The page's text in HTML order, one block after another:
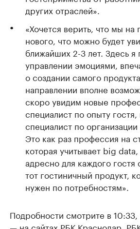
других отраслей».
«Хочется верить, что мы на
нового, что можно будет
ближайших 2-3 лет. Здесь я
управлении эмоциями,
о создании самого
направлении вполне
скоро увидим новые
специалист по опыту
специалист по организации
Это как раз профессия на
которая учитывает big
адресно для каждого
тот гостиничный продукт,
нужен по потребностям».
Подробности смотрите в 10:33,